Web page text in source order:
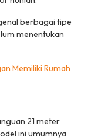
berbagai tipe
menentukan
Memiliki Rumah
21 meter
ini umumnya